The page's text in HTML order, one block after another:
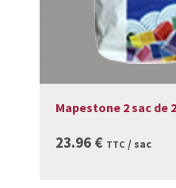
Mapestone 2 sac de
23.96 € TTC / sac